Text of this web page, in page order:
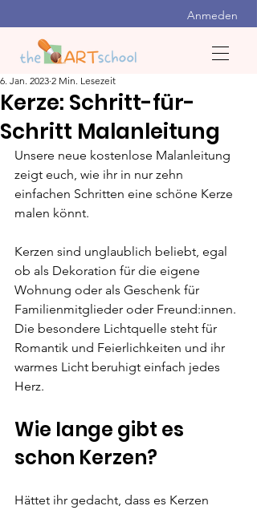
Anmeden
Kerze: Schritt-für-
Schritt Malanleitung
6. Jan. 2023 2 Min. Lesezeit
Unsere neue kostenlose Malanleitung
zeigt euch, wie ihr in nur zehn
einfachen Schritten eine schöne Kerze
malen könnt.
Kerzen sind unglaublich beliebt, egal
ob als Dekoration für die eigene
Wohnung oder als Geschenk für
Familienmitglieder oder Freund:innen.
Die besondere Lichtquelle steht für
Romantik und Feierlichkeiten und ihr
warmes Licht beruhigt einfach jedes
Herz.
Wie lange gibt es
schon Kerzen?
Hättet ihr gedacht, dass es Kerzen